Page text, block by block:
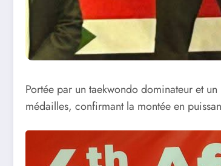
Portée par un taekwondo dominateur et
médailles, confirmant la montée en